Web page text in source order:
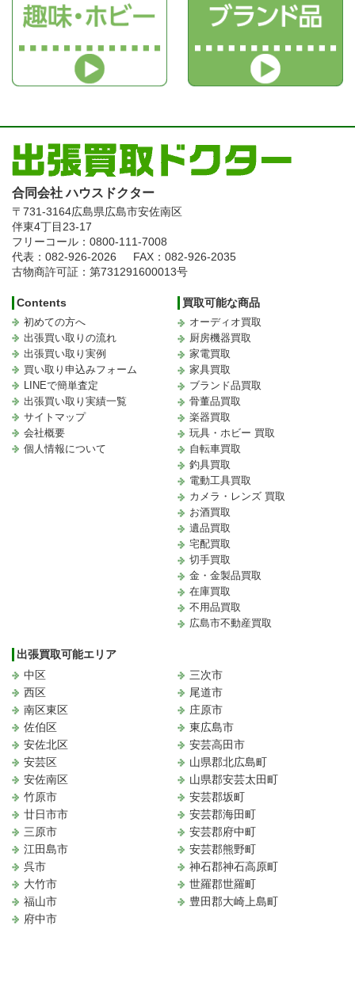
合同会社 ハウスドクター
〒731-3164広島県広島市安佐南区
伴東4丁目23-17
フリーコール：0800-111-7008
代表：082-926-2026
FAX：082-926-2035
古物商許可証：第731291600013号
Contents
初めての方へ
出張買い取りの流れ
出張買い取り実例
買い取り申込みフォーム
LINEで簡単査定
出張買い取り実績一覧
サイトマップ
会社概要
個人情報について
買取可能な商品
オーディオ買取
厨房機器買取
家電買取
家具買取
ブランド品買取
骨董品買取
楽器買取
玩具・ホビー 買取
自転車買取
釣具買取
電動工具買取
カメラ・レンズ 買取
お酒買取
遺品買取
宅配買取
切手買取
金・金製品買取
在庫買取
不用品買取
広島市不動産買取
出張買取可能エリア
中区
西区
南区東区
佐伯区
安佐北区
安芸区
安佐南区
竹原市
廿日市市
三原市
江田島市
呉市
大竹市
福山市
府中市
三次市
尾道市
庄原市
東広島市
安芸高田市
山県郡北広島町
山県郡安芸太田町
安芸郡坂町
安芸郡海田町
安芸郡府中町
安芸郡熊野町
神石郡神石高原町
世羅郡世羅町
豊田郡大崎上島町